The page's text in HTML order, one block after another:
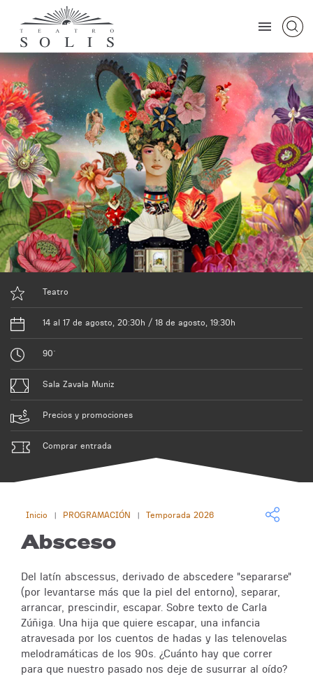
Teatro
14 al 17 de agosto, 20:30h / 18 de agosto, 19:30h
90´
Sala Zavala Muniz
Precios y promociones
Comprar entrada
Inicio PROGRAMACIÓN Temporada 2026
Absceso
Del latín abscessus, derivado de abscedere "separarse"
(por levantarse más que la piel del entorno), separar,
arrancar, prescindir, escapar. Sobre texto de Carla
Zúñiga. Una hija que quiere escapar, una infancia
atravesada por los cuentos de hadas y las telenovelas
melodramáticas de los 90s. ¿Cuánto hay que correr
para que nuestro pasado nos deje de susurrar al oído?